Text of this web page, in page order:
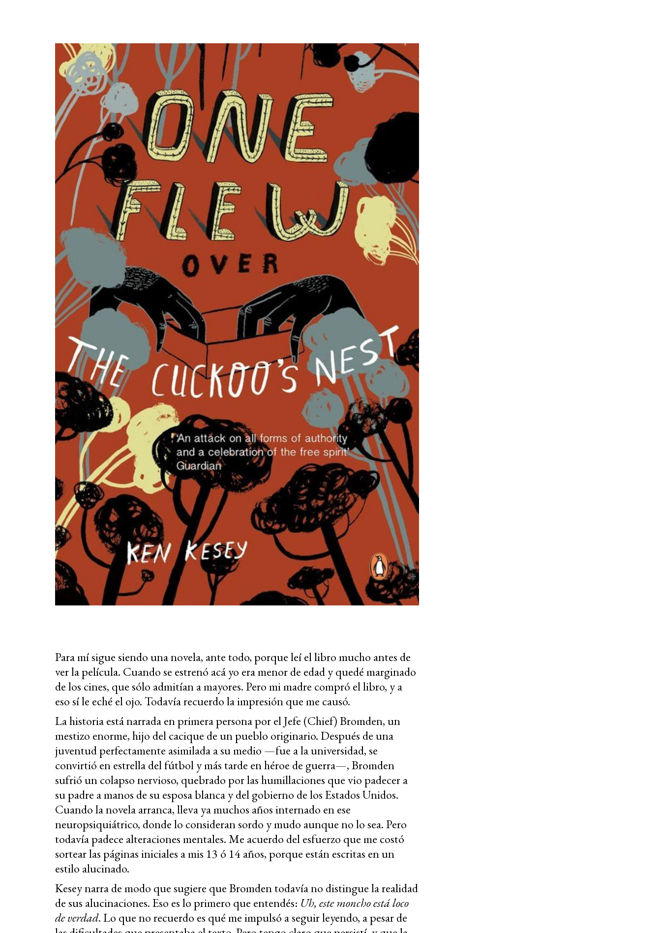
Para mí sigue siendo una novela, ante todo, porque leí el libro mucho antes de
ver la película. Cuando se estrenó acá yo era menor de edad y quedé marginado
de los cines, que sólo admitían a mayores. Pero mi madre compró el libro, y a
eso sí le eché el ojo. Todavía recuerdo la impresión que me causó.
La historia está narrada en primera persona por el Jefe (Chief) Bromden, un
mestizo enorme, hijo del cacique de un pueblo originario. Después de una
juventud perfectamente asimilada a su medio —fue a la universidad, se
convirtió en estrella del fútbol y más tarde en héroe de guerra—, Bromden
sufrió un colapso nervioso, quebrado por las humillaciones que vio padecer a
su padre a manos de su esposa blanca y del gobierno de los Estados Unidos.
Cuando la novela arranca, lleva ya muchos años internado en ese
neuropsiquiátrico, donde lo consideran sordo y mudo aunque no lo sea. Pero
todavía padece alteraciones mentales. Me acuerdo del esfuerzo que me costó
sortear las páginas iniciales a mis 13 ó 14 años, porque están escritas en un
estilo alucinado.
Kesey narra de modo que sugiere que Bromden todavía no distingue la realidad
de sus alucinaciones. Eso es lo primero que entendés: Uh, este moncho está loco
de verdad. Lo que no recuerdo es qué me impulsó a seguir leyendo, a pesar de